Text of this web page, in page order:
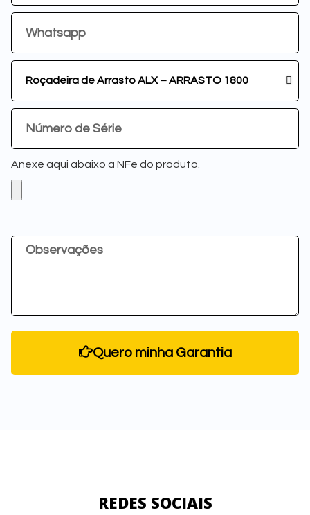
Anexe aqui abaixo a NFe do produto.
Quero minha Garantia
REDES SOCIAIS